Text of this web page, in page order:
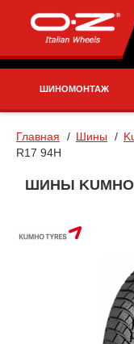
ШИНОМОНТАЖ
Главная Шины
R17 94H
ШИНЫ KUMHO